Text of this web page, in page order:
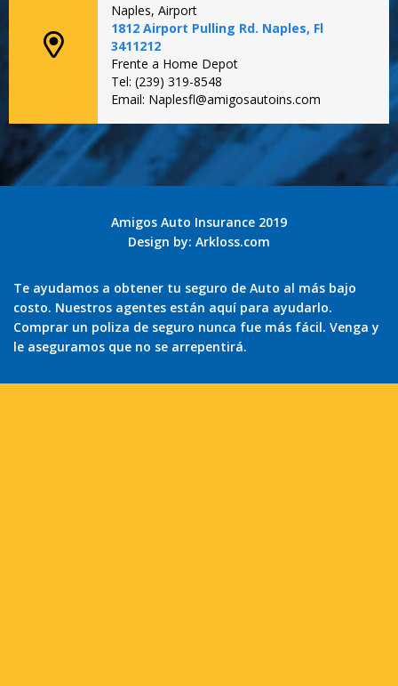
Naples, Airport
1812 Airport Pulling Rd. Naples, Fl
3411212
Frente a Home Depot
Tel: (239) 319-8548
Email: Naplesfl@amigosautoins.com
Amigos Auto Insurance 2019
Design by: Arkloss.com
Te ayudamos a obtener tu seguro de Auto al más bajo
costo. Nuestros agentes están aquí para ayudarlo.
Comprar un poliza de seguro nunca fue más fácil. Venga y
le aseguramos que no se arrepentirá.